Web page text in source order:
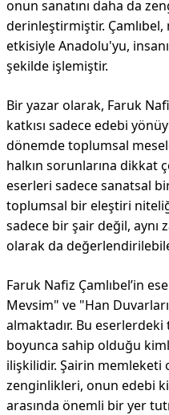
onun sanatını daha da
derinleştirmiştir. Çamlıbel,
etkisiyle Anadolu'yu,
şekilde işlemiştir.
Bir yazar olarak, Faruk
katkısı sadece edebi
dönemde toplumsal
halkın sorunlarına dikkat
eserleri sadece sanatsal
toplumsal bir eleştiri
sadece bir şair değil, aynı
olarak da
Faruk Nafiz Çamlıbel’in
Mevsim" ve "Han
almaktadır. Bu
boyunca sahip olduğu
ilişkilidir. Şairin
zenginlikleri, onun edebi
arasında önemli bir yer